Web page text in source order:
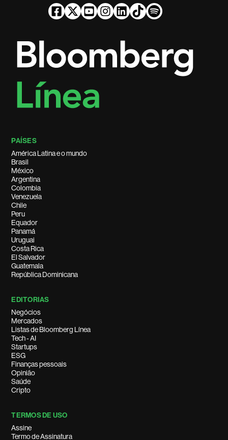
PAÍSES
América Latina e o mundo
Brasil
México
Argentina
Colombia
Venezuela
Chile
Peru
Equador
Panamá
Uruguai
Costa Rica
El Salvador
Guatemala
República Dominicana
EDITORIAS
Negócios
Mercados
Listas de Bloomberg Línea
Tech - AI
Startups
ESG
Finanças pessoais
Opinião
Saúde
Cripto
TERMOS DE USO
Assine
Termo de Assinatura